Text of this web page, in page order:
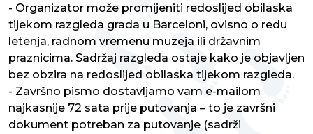
- Organizator može promijeniti redoslijed obilaska
tijekom razgleda grada u Barceloni, ovisno o redu
letenja, radnom vremenu muzeja ili državnim
praznicima. Sadržaj razgleda ostaje kako je objavljen
bez obzira na redoslijed obilaska tijekom razgleda.
- Završno pismo dostavljamo vam e-mailom
najkasnije 72 sata prije putovanja – to je završni
dokument potreban za putovanje (sadrži